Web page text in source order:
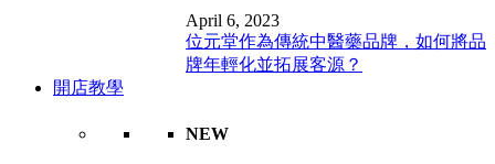
April 6, 2023
位元堂作為傳統中醫藥品牌，如何將品
牌年輕化並拓展客源？
開店教學
NEW